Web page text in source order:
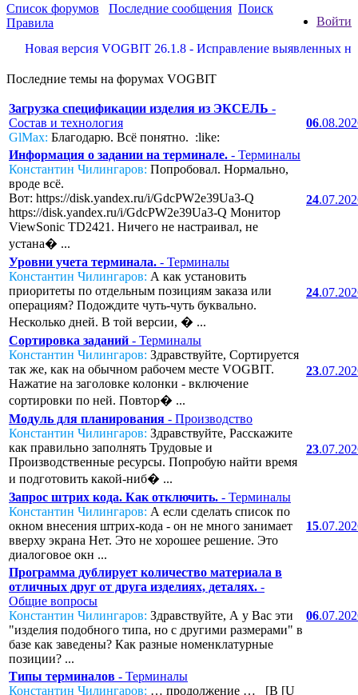
Войти
Список форумов Последние сообщения Поиск
Правила
версия VOGBIT 26.1.8 - Исправление выявленных
Последние темы на форумах VOGBIT
Загрузка спецификации изделия из ЭКСЕЛЬ -
Состав и технология
GlMax: Благодарю. Всё понятно. :like:
06
Информация о задании на терминале. - Терминалы
Константин Чилингаров: Попробовал. Нормально,
вроде всё.
Вот: https://disk.yandex.ru/i/GdcPW2e39Ua3-Q
https://disk.yandex.ru/i/GdcPW2e39Ua3-Q Монитор
ViewSonic TD2421. Ничего не настраивал, не
устана� ...
24
Уровни учета терминала. - Терминалы
Константин Чилингаров: А как установить
приоритеты по отдельным позициям заказа или
операциям? Подождите чуть-чуть буквально.
Несколько дней. В той версии, � ...
24
Сортировка заданий - Терминалы
Константин Чилингаров: Здравствуйте, Сортируется
так же, как на обычном рабочем месте VOGBIT.
Нажатие на заголовке колонки - включение
сортировки по ней. Повтор� ...
23
Модуль для планирования - Производство
Константин Чилингаров: Здравствуйте, Расскажите
как правильно заполнять Трудовые и
Производственные ресурсы. Попробую найти время
и подготовить какой-ниб� ...
23
Запрос штрих кода. Как отключить. - Терминалы
Константин Чилингаров: А если сделать список по
окном внесения штрих-кода - он не много занимает
вверху экрана Нет. Это не хорошее решение. Это
диалоговое окн ...
15
Программа дублирует количество материала в
отличных друг от друга изделиях, деталях. -
Общие вопросы
Константин Чилингаров: Здравствуйте, А у Вас эти
"изделия подобного типа, но с другими размерами" в
базе как заведены? Как разные номенклатурные
позиции? ...
06
Типы терминалов - Терминалы
Константин Чилингаров: … продолжение … [B [U